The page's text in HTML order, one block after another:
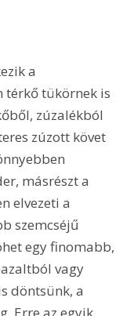
a
térkő tükörnek is
zúzalékból
zúzott követ
másrészt a
elvezeti a
szemcséjű
egy finomabb,
vagy
döntsünk, a
Erre az egyik